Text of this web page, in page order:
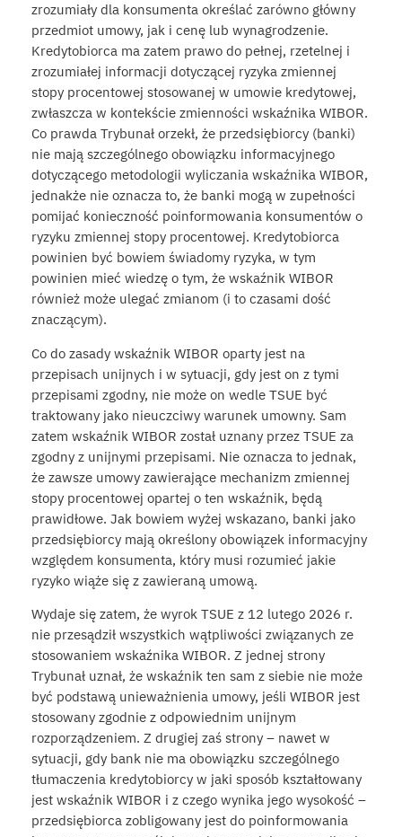
zrozumiały dla konsumenta określać zarówno główny
przedmiot umowy, jak i cenę lub wynagrodzenie.
Kredytobiorca ma zatem prawo do pełnej, rzetelnej i
zrozumiałej informacji dotyczącej ryzyka zmiennej
stopy procentowej stosowanej w umowie kredytowej,
zwłaszcza w kontekście zmienności wskaźnika WIBOR.
Co prawda Trybunał orzekł, że przedsiębiorcy (banki)
nie mają szczególnego obowiązku informacyjnego
dotyczącego metodologii wyliczania wskaźnika WIBOR,
jednakże nie oznacza to, że banki mogą w zupełności
pomijać konieczność poinformowania konsumentów o
ryzyku zmiennej stopy procentowej. Kredytobiorca
powinien być bowiem świadomy ryzyka, w tym
powinien mieć wiedzę o tym, że wskaźnik WIBOR
również może ulegać zmianom (i to czasami dość
znaczącym).
Co do zasady wskaźnik WIBOR oparty jest na
przepisach unijnych i w sytuacji, gdy jest on z tymi
przepisami zgodny, nie może on wedle TSUE być
traktowany jako nieuczciwy warunek umowny. Sam
zatem wskaźnik WIBOR został uznany przez TSUE za
zgodny z unijnymi przepisami. Nie oznacza to jednak,
że zawsze umowy zawierające mechanizm zmiennej
stopy procentowej opartej o ten wskaźnik, będą
prawidłowe. Jak bowiem wyżej wskazano, banki jako
przedsiębiorcy mają określony obowiązek informacyjny
względem konsumenta, który musi rozumieć jakie
ryzyko wiąże się z zawieraną umową.
Wydaje się zatem, że wyrok TSUE z 12 lutego 2026 r.
nie przesądził wszystkich wątpliwości związanych ze
stosowaniem wskaźnika WIBOR. Z jednej strony
Trybunał uznał, że wskaźnik ten sam z siebie nie może
być podstawą unieważnienia umowy, jeśli WIBOR jest
stosowany zgodnie z odpowiednim unijnym
rozporządzeniem. Z drugiej zaś strony – nawet w
sytuacji, gdy bank nie ma obowiązku szczególnego
tłumaczenia kredytobiorcy w jaki sposób kształtowany
jest wskaźnik WIBOR i z czego wynika jego wysokość –
przedsiębiorca zobligowany jest do poinformowania